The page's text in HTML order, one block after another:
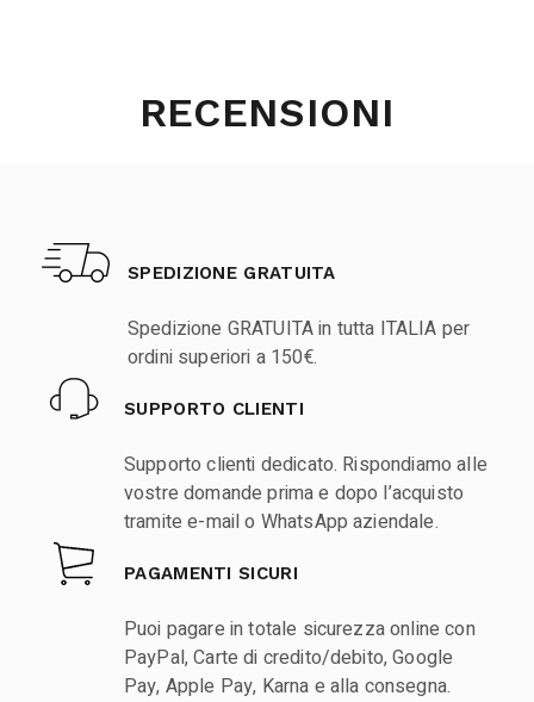
RECENSIONI
SPEDIZIONE GRATUITA
Spedizione GRATUITA in tutta ITALIA per
ordini superiori a 150€.
SUPPORTO CLIENTI
Supporto clienti dedicato. Rispondiamo alle
vostre domande prima e dopo l’acquisto
tramite e-mail o WhatsApp aziendale.
PAGAMENTI SICURI
Puoi pagare in totale sicurezza online con
PayPal, Carte di credito/debito, Google
Pay, Apple Pay, Karna e alla consegna.